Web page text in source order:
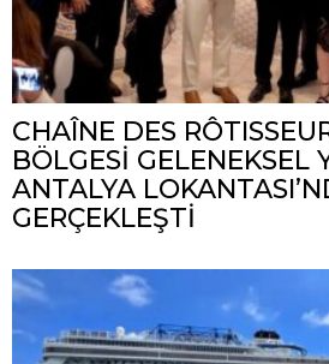
CHAÎNE DES
BÖLGESİ GELENEKSEL
ANTALYA
GERÇEKLEŞTİ